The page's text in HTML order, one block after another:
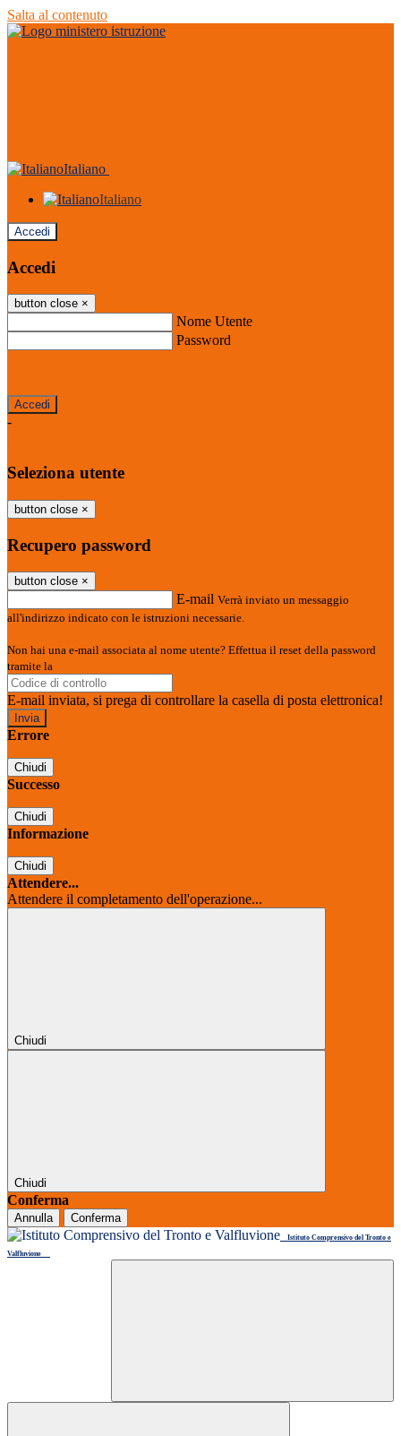
Salta al contenuto
Italiano
Italiano
Accedi
Accedi
button close ×
Nome Utente
Password
-
Seleziona utente
button close ×
Recupero password
button close ×
E-mail Verrà inviato un messaggio
all'indirizzo indicato con le istruzioni necessarie.
Non hai una e-mail associata al nome utente? Effettua il reset della password
tramite la
E-mail inviata, si prega di controllare la casella di posta elettronica!
Errore
Chiudi
Successo
Chiudi
Informazione
Chiudi
Attendere...
Attendere il completamento dell'operazione...
Chiudi
Chiudi
Conferma
Annulla Conferma
Istituto Comprensivo del Tronto e
Valfluvione